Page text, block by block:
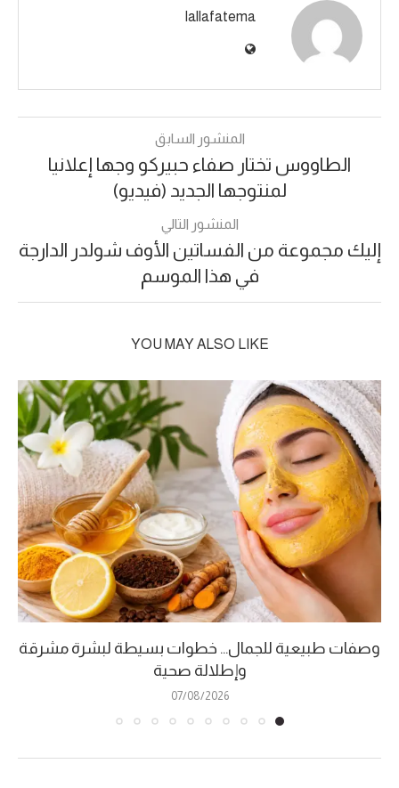
lallafatema
المنشور السابق
الطاووس تختار صفاء حبيركو وجها إعلانيا
لمنتوجها الجديد (فيديو)
المنشور التالي
إليك مجموعة من الفساتين الأوف شولدر الدارجة
في هذا الموسم
YOU MAY ALSO LIKE
وصفات طبيعية للجمال… خطوات بسيطة لبشرة مشرقة
وإطلالة صحية
07/08/2026